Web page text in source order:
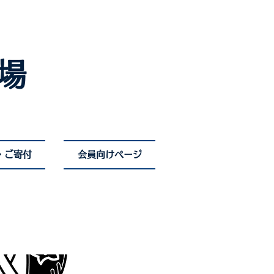
ご寄付 会員向けページ